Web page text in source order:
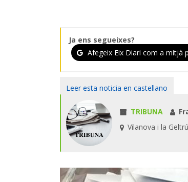
Ja ens segueixes?
Afegeix Eix Diari com a mitjà
Leer esta noticia en castellano
TRIBUNA
Vilanova i la Geltrú